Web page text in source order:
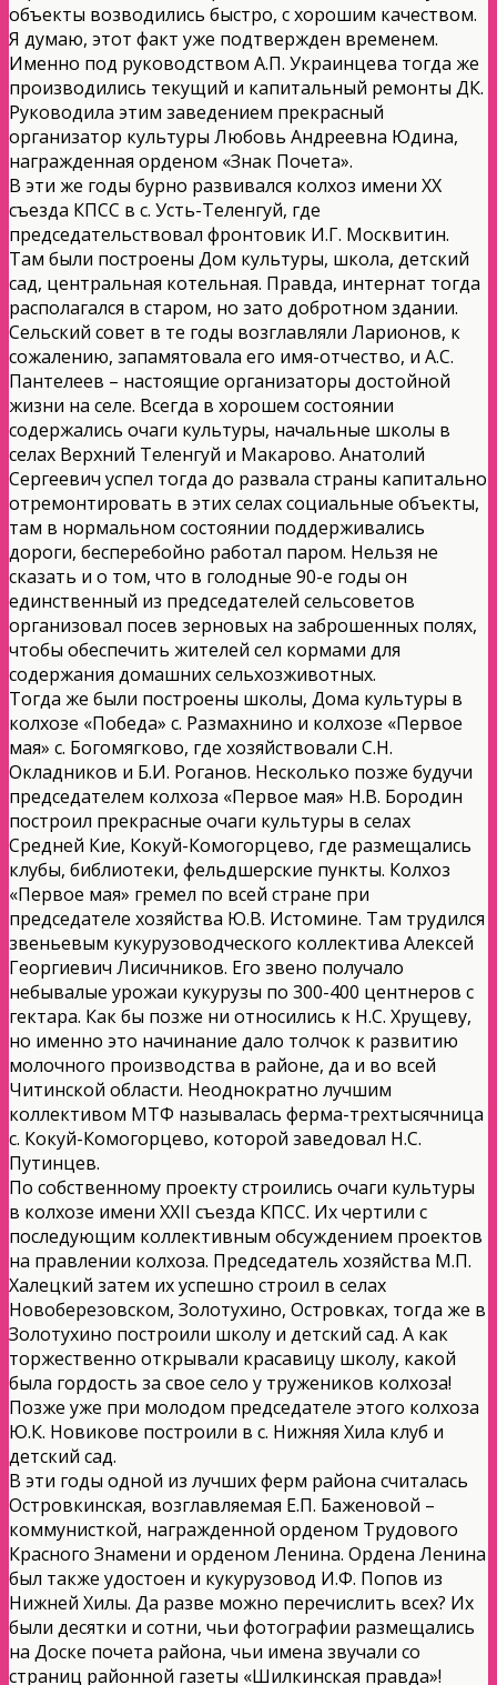
объекты возводились быстро, с хорошим качеством.
Я думаю, этот факт уже подтвержден временем.
Именно под руководством А.П. Украинцева тогда же
производились текущий и капитальный ремонты ДК.
Руководила этим заведением прекрасный
организатор культуры Любовь Андреевна Юдина,
награжденная орденом «Знак Почета».
В эти же годы бурно развивался колхоз имени XX
съезда КПСС в с. Усть-Теленгуй, где
председательствовал фронтовик И.Г. Москвитин.
Там были построены Дом культуры, школа, детский
сад, центральная котельная. Правда, интернат тогда
располагался в старом, но зато добротном здании.
Сельский совет в те годы возглавляли Ларионов, к
сожалению, запамятовала его имя-отчество, и А.С.
Пантелеев – настоящие организаторы достойной
жизни на селе. Всегда в хорошем состоянии
содержались очаги культуры, начальные школы в
селах Верхний Теленгуй и Макарово. Анатолий
Сергеевич успел тогда до развала страны капитально
отремонтировать в этих селах социальные объекты,
там в нормальном состоянии поддерживались
дороги, бесперебойно работал паром. Нельзя не
сказать и о том, что в голодные 90-е годы он
единственный из председателей сельсоветов
организовал посев зерновых на заброшенных полях,
чтобы обеспечить жителей сел кормами для
содержания домашних сельхозживотных.
Тогда же были построены школы, Дома культуры в
колхозе «Победа» с. Размахнино и колхозе «Первое
мая» с. Богомягково, где хозяйствовали С.Н.
Окладников и Б.И. Роганов. Несколько позже будучи
председателем колхоза «Первое мая» Н.В. Бородин
построил прекрасные очаги культуры в селах
Средней Кие, Кокуй-Комогорцево, где размещались
клубы, библиотеки, фельдшерские пункты. Колхоз
«Первое мая» гремел по всей стране при
председателе хозяйства Ю.В. Истомине. Там трудился
звеньевым кукурузоводческого коллектива Алексей
Георгиевич Лисичников. Его звено получало
небывалые урожаи кукурузы по 300-400 центнеров с
гектара. Как бы позже ни относились к Н.С. Хрущеву,
но именно это начинание дало толчок к развитию
молочного производства в районе, да и во всей
Читинской области. Неоднократно лучшим
коллективом МТФ называлась ферма-трехтысячница
с. Кокуй-Комогорцево, которой заведовал Н.С.
Путинцев.
По собственному проекту строились очаги культуры
в колхозе имени ХХII съезда КПСС. Их чертили с
последующим коллективным обсуждением проектов
на правлении колхоза. Председатель хозяйства М.П.
Халецкий затем их успешно строил в селах
Новоберезовском, Золотухино, Островках, тогда же в
Золотухино построили школу и детский сад. А как
торжественно открывали красавицу школу, какой
была гордость за свое село у тружеников колхоза!
Позже уже при молодом председателе этого колхоза
Ю.К. Новикове построили в с. Нижняя Хила клуб и
детский сад.
В эти годы одной из лучших ферм района считалась
Островкинская, возглавляемая Е.П. Баженовой –
коммунисткой, награжденной орденом Трудового
Красного Знамени и орденом Ленина. Ордена Ленина
был также удостоен и кукурузовод И.Ф. Попов из
Нижней Хилы. Да разве можно перечислить всех? Их
были десятки и сотни, чьи фотографии размещались
на Доске почета района, чьи имена звучали со
страниц районной газеты «Шилкинская правда»!